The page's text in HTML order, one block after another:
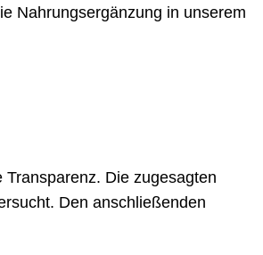
Nahrungsergänzung in unserem
Die zugesagten
Den anschließenden